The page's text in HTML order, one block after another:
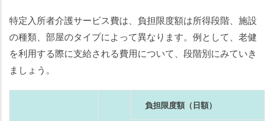
特定入所者介護サービス費は、負担限度額は所得段階、施設
の種類、部屋のタイプによって異なります。例として、老健
を利用する際に支給される費用について、段階別にみていき
ましょう。
負担限度額（日額）